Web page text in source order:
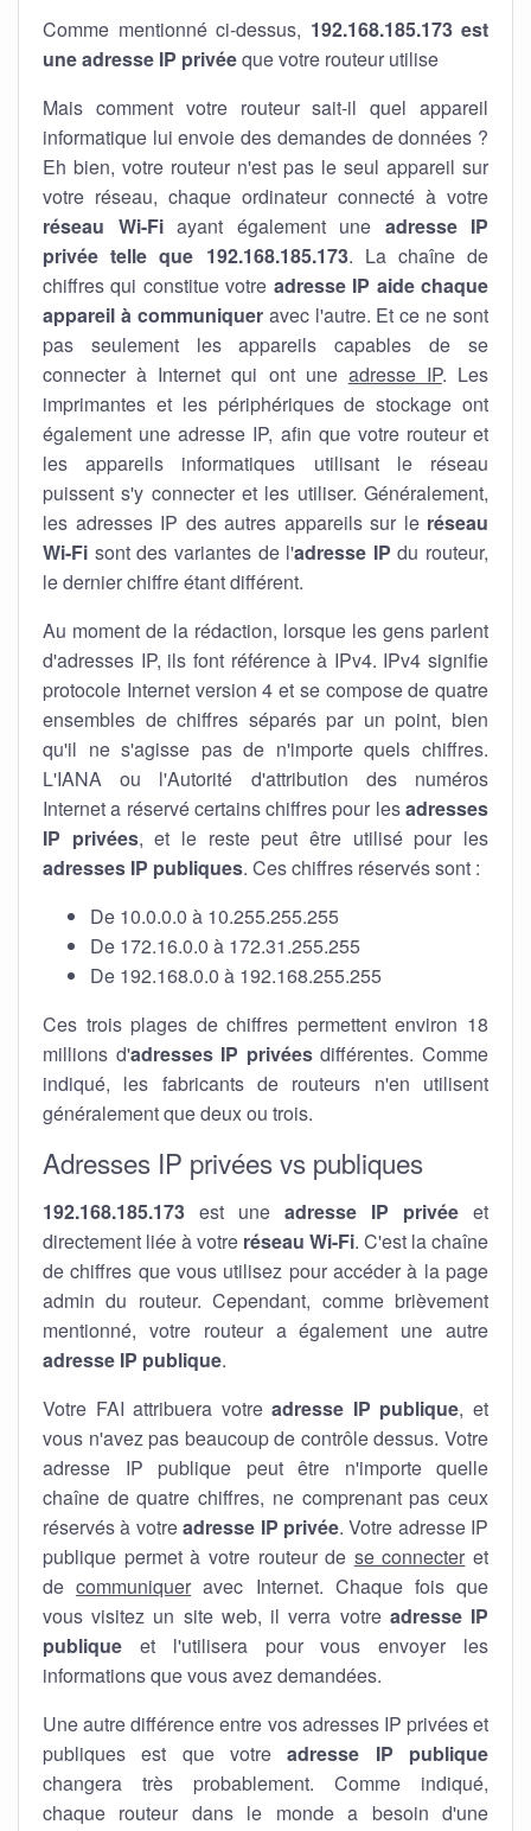
Comme mentionné ci-dessus, 192.168.185.173 est
une adresse IP privéeque votre routeur utilise
Mais comment votre routeur sait-il quel appareil
informatique lui envoie des demandes de données ?
Eh bien, votre routeur n'est pas le seul appareil sur
votre réseau, chaque ordinateur connecté à votre
réseau Wi-Fiayant également une adresse IP
privée telle que 192.168.185.173. La chaîne de
chiffres qui constitue votre adresse IP aide chaque
appareil à communiqueravec l'autre. Et ce ne sont
pas seulement les appareils capables de se
connecter à Internet qui ont une adresse IP. Les
imprimantes et les périphériques de stockage ont
également une adresse IP, afin que votre routeur et
les appareils informatiques utilisant le réseau
puissent s'y connecter et les utiliser. Généralement,
les adresses IP des autres appareils sur le réseau
Wi-Fi sont des variantes de l'adresse IP du routeur,
le dernier chiffre étant différent.
Au moment de la rédaction, lorsque les gens parlent
d'adresses IP, ils font référence à IPv4. IPv4 signifie
protocole Internet version 4 et se compose de quatre
ensembles de chiffres séparés par un point, bien
qu'il ne s'agisse pas de n'importe quels chiffres.
L'IANA ou l'Autorité d'attribution des numéros
Internet a réservé certains chiffres pour lesadresses
IP privées, et le reste peut être utilisé pour les
adresses IP publiques. Ces chiffres réservés sont :
De 10.0.0.0 à 10.255.255.255
De 172.16.0.0 à 172.31.255.255
De 192.168.0.0 à 192.168.255.255
Ces trois plages de chiffres permettent environ 18
millions d'adresses IP privéesdifférentes. Comme
indiqué, les fabricants de routeurs n'en utilisent
généralement que deux ou trois.
Adresses IP privées vs publiques
192.168.185.173 est une adresse IP privée et
directement liée à votre réseau Wi-Fi. C'est la chaîne
de chiffres que vous utilisez pour accéder à la page
admin du routeur. Cependant, comme brièvement
mentionné, votre routeur a également une autre
adresse IP publique.
Votre FAI attribuera votreadresse IP publique, et
vous n'avez pas beaucoup de contrôle dessus. Votre
adresse IP publique peut être n'importe quelle
chaîne de quatre chiffres, ne comprenant pas ceux
réservés à votreadresse IP privée. Votre adresse IP
publique permet à votre routeur de se connecter et
decommuniquer avec Internet. Chaque fois que
vous visitez un site web, il verra votre adresse IP
publique et l'utilisera pour vous envoyer les
informations que vous avez demandées.
Une autre différence entre vos adresses IP privées et
publiques est que votreadresse IP publique
changera très probablement. Comme indiqué,
chaque routeur dans le monde a besoin d'une